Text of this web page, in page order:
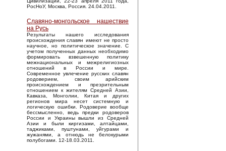
РосНоУ, Москва, Россия. 24.04.2011.
Славяно-монгольское нашествие
на Русь
Результаты нашего исследования
происхождения славян имеют не просто
научное, но политическое значение. С
учетом полученных данных необходимо
формировать взвешенную политику
межнациональных и межрелигиозных
отношений в России и мире.
Современное увлечение русских славян
родоверием, своим арийским
происхождением и презрительным
отношением к жителям Средней Азии,
Кавказа, Монголии, Китая и других
регионов мира несет системную и
логическую ошибки. Родоверие вообще
бессмысленно, ведь предки родоверов
России и Украины вышли из Средней
Азии и были киргизами, алтайцами,
таджиками, пуштунами, уйгурами и
жужанями, а отнюдь не белокурыми
полубогами. 12-18.03.2011.